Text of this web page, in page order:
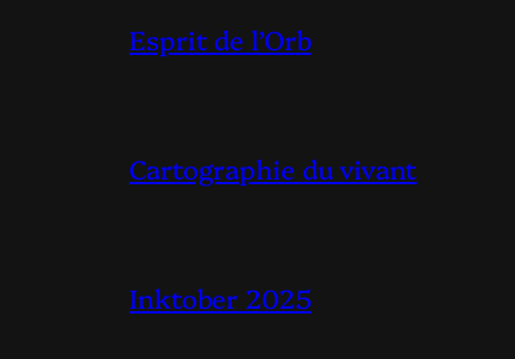
Esprit de l’Orb
Cartographie du vivant
Inktober 2025